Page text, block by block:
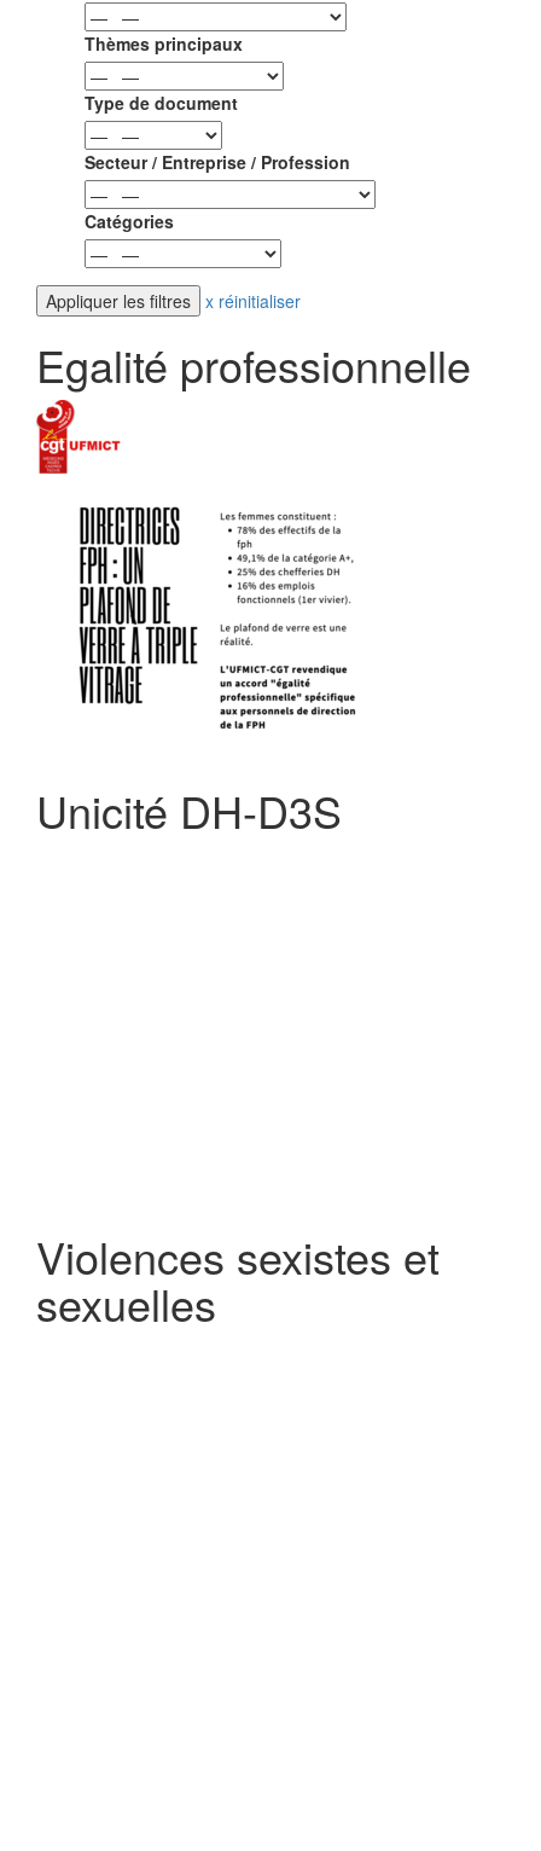
Thèmes principaux
Type de document
Secteur / Entreprise / Profession
Catégories
x réinitialiser
Egalité professionnelle
Unicité DH-D3S
Violences sexistes et
sexuelles